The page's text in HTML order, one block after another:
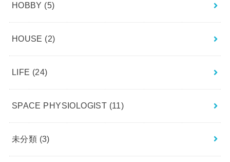
HOBBY (5)
HOUSE (2)
LIFE (24)
SPACE PHYSIOLOGIST (11)
未分類 (3)